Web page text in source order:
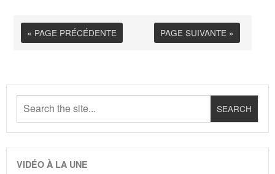
« PAGE PRÉCÉDENTE PAGE SUIVANTE »
VIDÉO À LA UNE